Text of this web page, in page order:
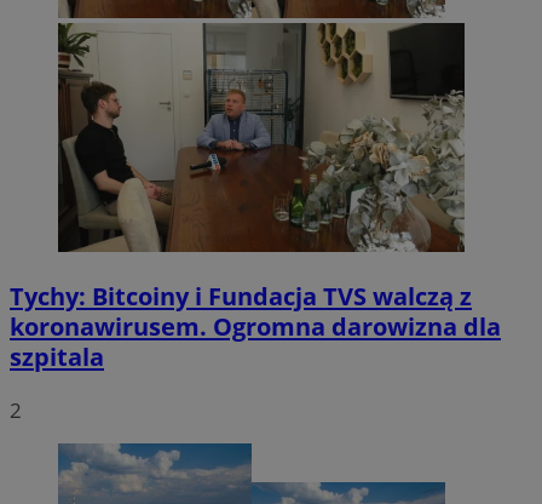
Tychy: Bitcoiny i Fundacja TVS walczą z
koronawirusem. Ogromna darowizna dla
szpitala
2